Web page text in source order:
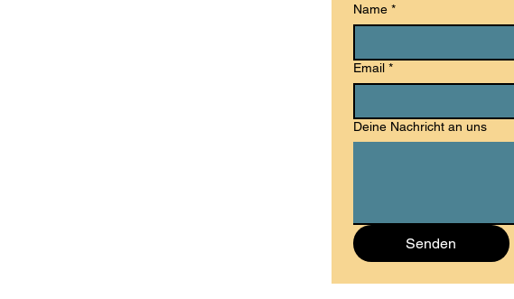
Name *
Email *
Deine Nachricht an uns
Senden